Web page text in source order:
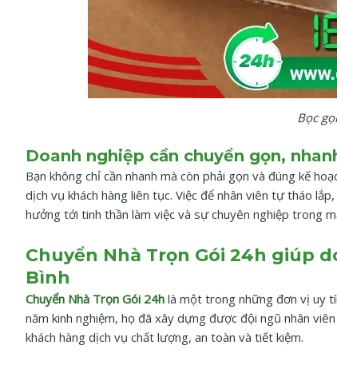
Bọc
Doanh nghiệp cần chuyển gọn,
Bạn không chỉ cần nhanh mà còn phải gọn và đúng kế
dịch vụ khách hàng liên tục. Việc để nhân viên tự tháo
hưởng tới tinh thần làm việc và sự chuyên nghiệp trong
Chuyển Nhà Trọn Gói 24h giúp
Bình
Chuyển Nhà Trọn Gói 24h là một trong những đơn vị uy
năm kinh nghiệm, họ đã xây dựng được đội ngũ nhân
khách hàng dịch vụ chất lượng, an toàn và tiết kiệm.